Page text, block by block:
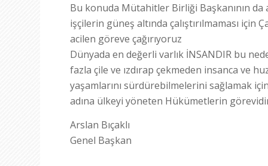
Bu konuda Mütahitler Birliği Başkanının da
işçilerin güneş altında çalıştırılmaması için
acilen göreve çağırıyoruz
Dünyada en değerli varlık İNSANDIR bu
fazla çile ve ızdırap çekmeden insanca ve
yaşamlarını sürdürebilmelerini sağlamak
adına ülkeyi yöneten Hükümetlerin
Arslan Bıçaklı
Genel Başkan